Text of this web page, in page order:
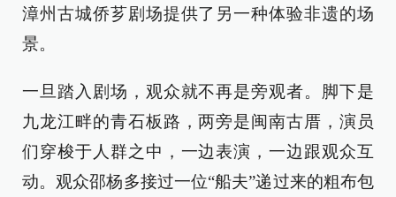
漳州古城侨芗剧场提供了另一种体验非遗的场
景。
一旦踏入剧场，观众就不再是旁观者。脚下是
九龙江畔的青石板路，两旁是闽南古厝，演员
们穿梭于人群之中，一边表演，一边跟观众互
动。观众邵杨多接过一位“船夫”递过来的粗布包